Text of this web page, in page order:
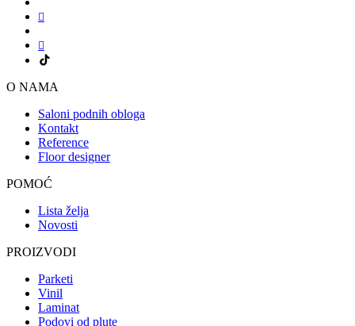
O NAMA
Saloni podnih obloga
Kontakt
Reference
Floor designer
POMOĆ
Lista želja
Novosti
PROIZVODI
Parketi
Vinil
Laminat
Podovi od plute